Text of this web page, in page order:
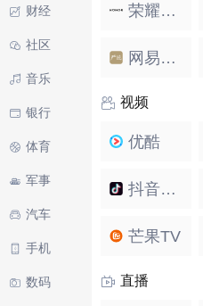
财经
社区
音乐
银行
体育
军事
汽车
手机
数码
荣耀商城
网易严选
视频
优酷
抖音短视频
芒果TV
直播